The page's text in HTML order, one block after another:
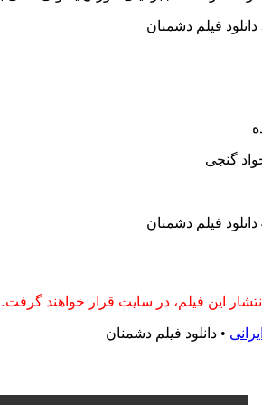
گنجی
این فیلم، در سایت قرار خواهند
• دانلود فیلم دشمنان